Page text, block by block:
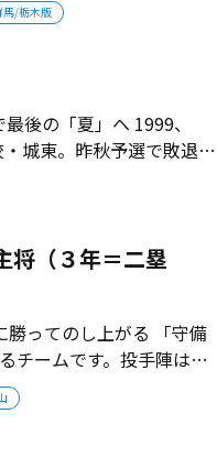
/栃木版
り越えていきたいと思
後の「夏」へ 1999、
城東。昨秋予選で敗退し
とで「最後の夏」にすべ
の「空白」になるとは
将（３年＝二塁
勝ってのし上がる 「守備
チームです。投手陣は、
、１番・石塚翼、４
ちきれるチームになっ